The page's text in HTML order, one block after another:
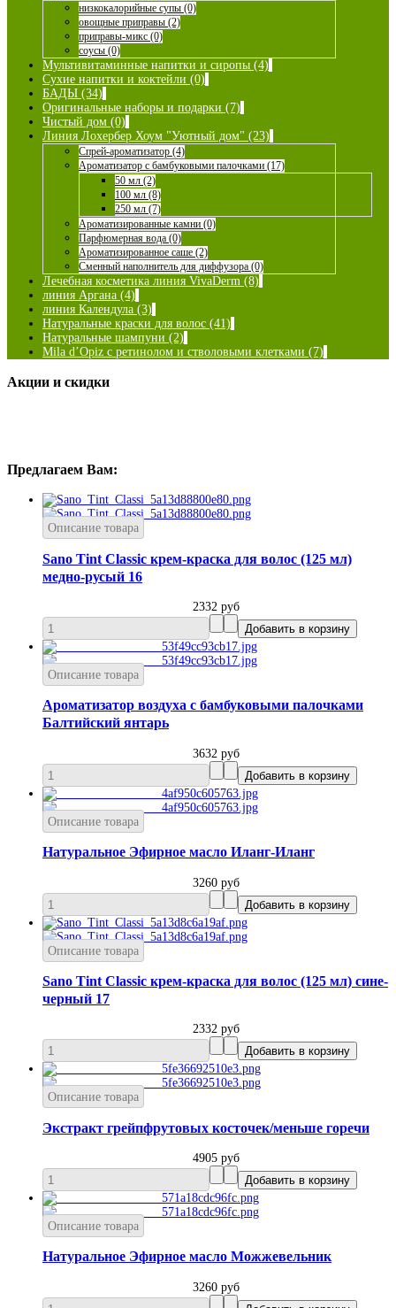
низкокалорийные супы (0)
овощные приправы (2)
приправы-микс (0)
соусы (0)
Мультивитаминные напитки и сиропы (4)
Сухие напитки и коктейли (0)
БАДЫ (34)
Оригинальные наборы и подарки (7)
Чистый дом (0)
Линия Лохербер Хоум "Уютный дом" (23)
Спрей-ароматизатор (4)
Ароматизатор с бамбуковыми палочками (17)
50 мл (2)
100 мл (8)
250 мл (7)
Ароматизированные камни (0)
Парфюмерная вода (0)
Ароматизированное саше (2)
Сменный наполнитель для диффузора (0)
Лечебная косметика линия VivaDerm (8)
линия Аргана (4)
линия Календула (3)
Натуральные краски для волос (41)
Натуральные шампуни (2)
Mila d’Opiz с ретинолом и стволовыми клетками (7)
Акции и скидки
Предлагаем Вам:
Описание товара
Sano Tint Classic крем-краска для волос (125 мл)
медно-русый 16
2332 руб
Описание товара
Ароматизатор воздуха с бамбуковыми палочками
Балтийский янтарь
3632 руб
Описание товара
Натуральное Эфирное масло Иланг-Иланг
3260 руб
Описание товара
Sano Tint Classic крем-краска для волос (125 мл) сине-
черный 17
2332 руб
Описание товара
Экстракт грейпфрутовых косточек/меньше горечи
4905 руб
Описание товара
Натуральное Эфирное масло Можжевельник
3260 руб